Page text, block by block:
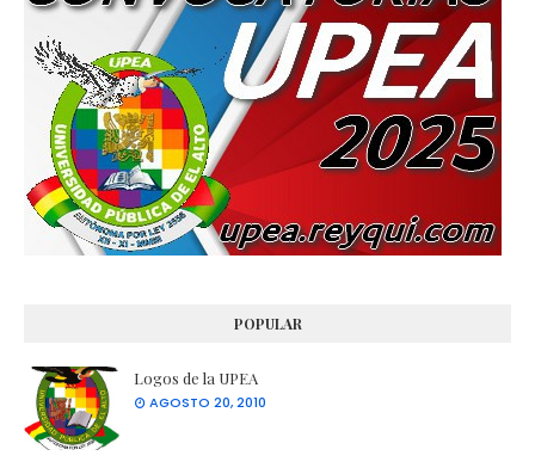
POPULAR
Logos de la UPEA
AGOSTO 20, 2010